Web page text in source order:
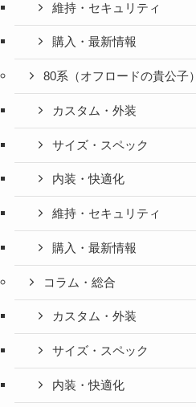
維持・セキュリティ
購入・最新情報
80系（オフロードの貴公子）
カスタム・外装
サイズ・スペック
内装・快適化
維持・セキュリティ
購入・最新情報
コラム・総合
カスタム・外装
サイズ・スペック
内装・快適化